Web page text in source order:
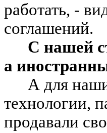
работать, -
соглашений.
С нашей
а
А для
технологии,
продавали